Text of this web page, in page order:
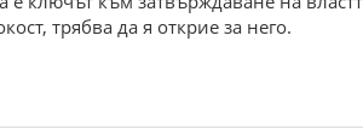
трябва да я открие за него.